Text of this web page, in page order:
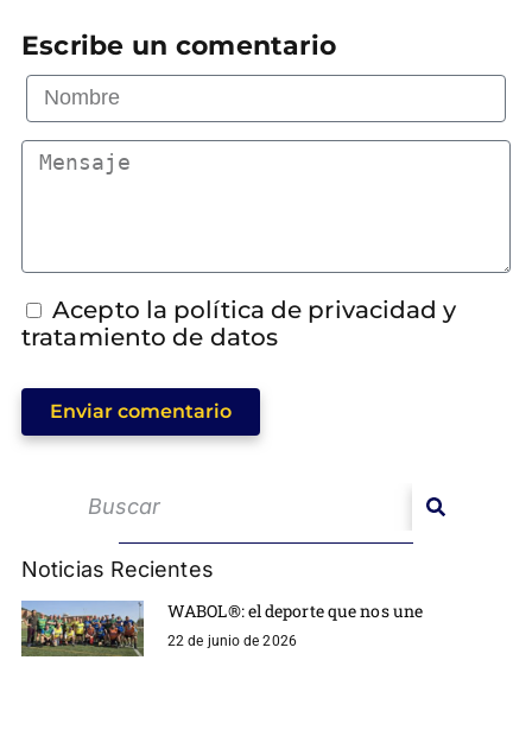
Escribe un comentario
Acepto la política de privacidad y
tratamiento de datos
Enviar comentario
Noticias Recientes
WABOL®: el deporte que nos une
22 de junio de 2026